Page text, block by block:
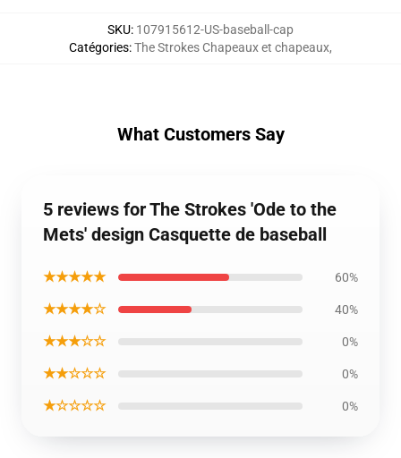
SKU: 107915612-US-baseball-cap
Catégories:The Strokes Chapeaux et chapeaux,
What Customers Say
5 reviews for The Strokes 'Ode to the
Mets' design Casquette de baseball
★★★★★ 60%
★★★★☆ 40%
★★★☆☆ 0%
★★☆☆☆ 0%
★☆☆☆☆ 0%